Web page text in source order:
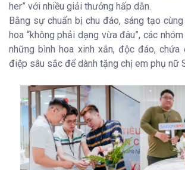
her” với nhiều giải thưởng hấp dẫn.
Bằng sự chuẩn bị chu đáo, sáng tạo
hoa “không phải dạng vừa đâu”, các
những bình hoa xinh xắn, độc đáo, chứa
điệp sâu sắc để dành tặng chị em phụ nữ